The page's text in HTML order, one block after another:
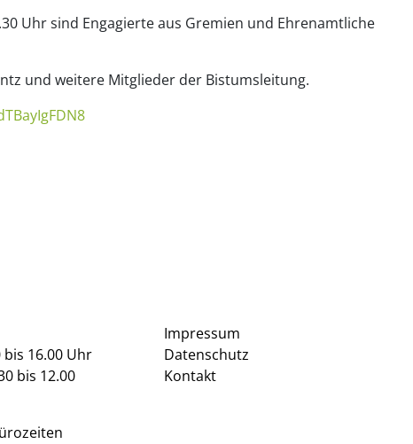
Uhr sind Engagierte aus Gremien und Ehrenamtliche
und weitere Mitglieder der Bistumsleitung.
16.00 Uhr
bis 12.00
Impressum
Datenschutz
Kontakt